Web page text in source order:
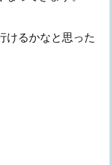
けるかなと思った